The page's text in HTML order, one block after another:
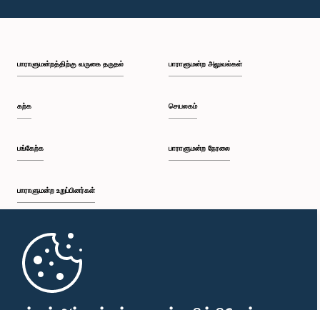
கௌரவ கௌரவ கீதாஞ்ஜன குணவர்தன, பா.உ.,, பா.உ.
பாராளுமன்றத்திற்கு வருகை தருதல்
கற்க
பங்கேற்க
பாராளுமன்ற உறுப்பினர்கள்
முதற்பக்கம்
பாராளுமன்ற அலுவல்கள்
செயலகம்
பாராளுமன்ற நேரலை
பாராளுமன்ற கையடக்க செயலி